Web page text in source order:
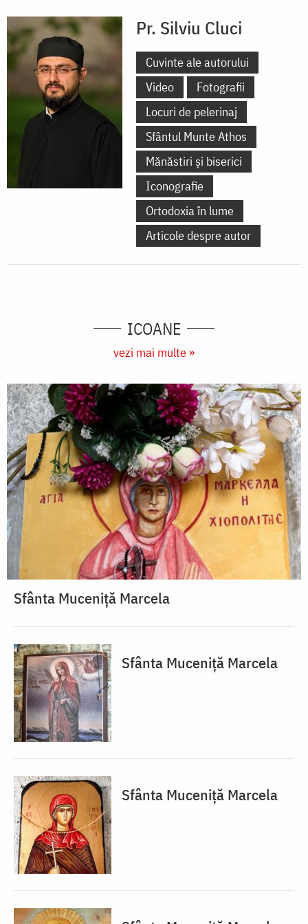
Pr. Silviu Cluci
Cuvinte ale autorului
Video
Fotografii
Locuri de pelerinaj
Sfântul Munte Athos
Mănăstiri și biserici
Iconografie
Ortodoxia în lume
Articole despre autor
ICOANE
vezi mai multe »
Sfânta Muceniță Marcela
Sfânta Muceniță Marcela
Sfânta Muceniță Marcela